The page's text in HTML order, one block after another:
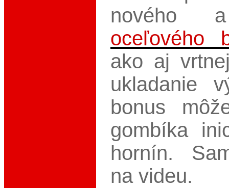
nového
oceľového
ako aj
ukladanie
bonus
gombíka
hornín.
na videu.